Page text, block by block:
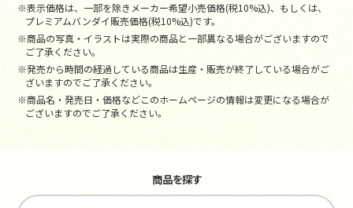
※表示価格は、一部を除きメーカー希望小売価格(税10%込)、もしくは、
プレミアムバンダイ販売価格(税10%込)です。
※商品の写真・イラストは実際の商品と一部異なる場合がございますので
ご了承ください。
※発売から時間の経過している商品は生産・販売が終了している場合がご
ざいますのでご了承ください。
※商品名・発売日・価格などこのホームページの情報は変更になる場合が
ございますのでご了承ください。
商品を探す